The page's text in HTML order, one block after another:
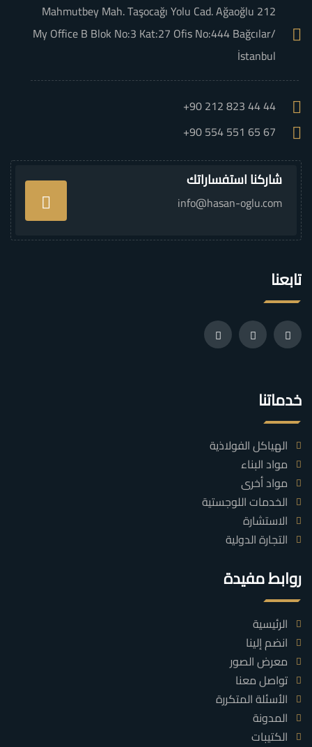
Mahmutbey Mah. Taşocağı Yolu Cad. Ağaoğlu 212
My Office B Blok No:3 Kat:27 Ofis No:444 Bağcılar/
İstanbul
+90 212 823 44 44
+90 554 551 65 67
تابعنا
شاركنا استفساراتك
info@hasan-oglu.com
خدماتنا
الهياكل الفولاذية
مواد البناء
مواد أخرى
الخدمات اللوجستية
الاستشارة
التجارة الدولية
روابط مفيدة
الرئيسية
انضم إلينا
معرض الصور
تواصل معنا
الأسئلة المتكررة
المدونة
الكتيبات